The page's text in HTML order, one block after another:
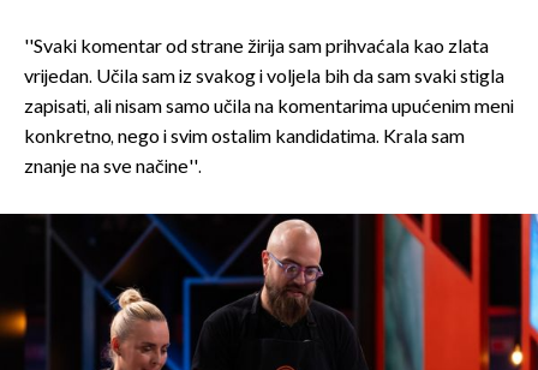
''Svaki komentar od strane žirija sam prihvaćala kao zlata
vrijedan. Učila sam iz svakog i voljela bih da sam svaki stigla
zapisati, ali nisam samo učila na komentarima upućenim meni
konkretno, nego i svim ostalim kandidatima. Krala sam
znanje na sve načine''.